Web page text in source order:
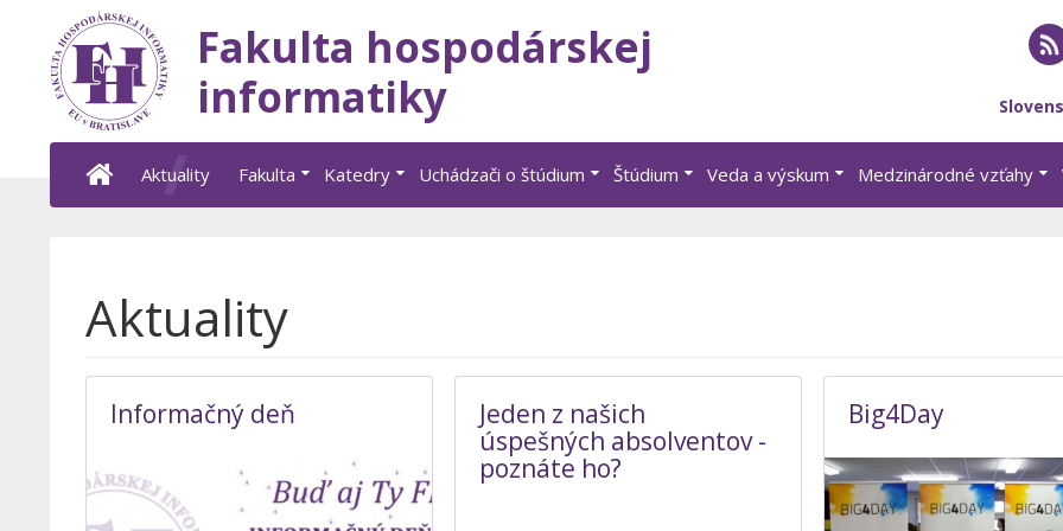
Fakulta hospodárskej
informatiky
Aktuality Fakulta Katedry Uchádzači o štúdium Štúdium Veda a výskum Medzinárodné vzťahy
Aktuality
Informačný deň
Jeden z našich
úspešných absolventov -
poznáte ho?
Big4Day